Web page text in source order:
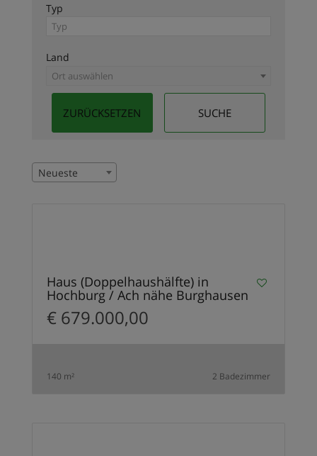
Typ
Land
Ort auswählen
Neueste
Haus (Doppelhaushälfte) in
Hochburg / Ach nähe Burghausen
€ 679.000,00
140 m² 2 Badezimmer